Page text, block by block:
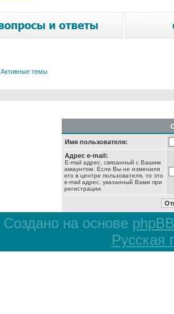
Активные темы
Имя пользователя:
Адрес e-mail:
E-mail адрес, связанный с Вашим
аккаунтом. Если Вы не изменили
его в центре пользователя, то это
e-mail адрес, указанный Вами при
регистрации.
Создано на основе phpBB
Русская